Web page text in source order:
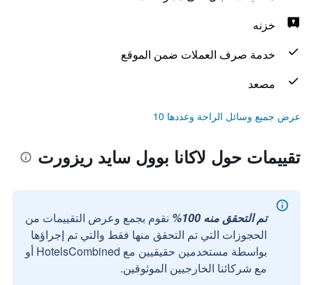
خزنه
خدمة صرف العملات ضمن الموقع
مصعد
عرض جميع وسائل الراحة وعددها 10
تقييمات حول لاكانا بوول سايد ريزورت
تم التحقق منه 100%
نقوم بجمع وعرض التقييمات من
الحجوزات التي تم التحقق منها فقط والتي تم إجراؤها
بواسطة مستخدمين حقيقيين مع HotelsCombined أو
مع شركائنا الخارجيين الموثوقين.